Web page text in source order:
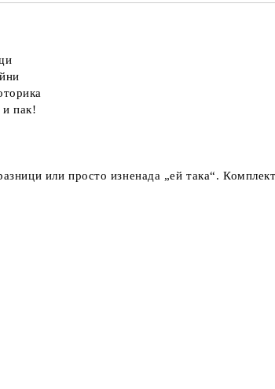
и пак!
или просто изненада „ей така“.